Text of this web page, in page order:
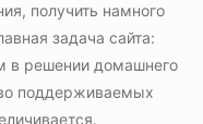
получить намного
задача сайта:
в решении домашнего
поддерживаемых